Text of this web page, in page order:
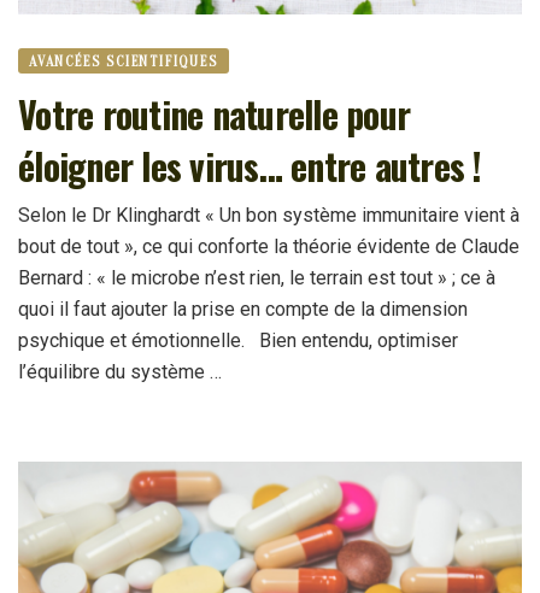
AVANCÉES SCIENTIFIQUES
Votre routine naturelle pour
éloigner les virus… entre autres !
Selon le Dr Klinghardt « Un bon système immunitaire vient à
bout de tout », ce qui conforte la théorie évidente de Claude
Bernard : « le microbe n’est rien, le terrain est tout » ; ce à
quoi il faut ajouter la prise en compte de la dimension
psychique et émotionnelle. Bien entendu, optimiser
l’équilibre du système …